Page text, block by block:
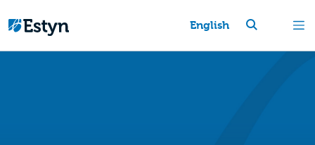
English